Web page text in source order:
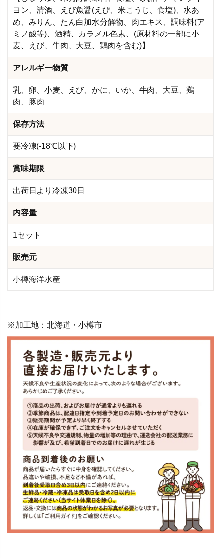
ヨン、清酒、えび魚醤(えび、米こうじ、食塩)、水あ
め、みりん、たん白加水分解物、肉エキス、調味料(ア
ミノ酸等)、酒精、カラメル色素、(原材料の一部に小
麦、えび、牛肉、大豆、鶏肉を含む)】
アレルギー物質
乳、卵、小麦、えび、かに、いか、牛肉、大豆、鶏
肉、豚肉
保存方法
要冷凍(-18℃以下)
賞味期限
出荷日より冷凍30日
内容量
1セット
販売元
小樽海洋水産
※加工地：北海道・小樽市